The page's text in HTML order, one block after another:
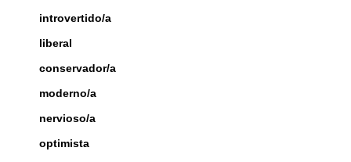
introvertido/a
liberal
conservador/a
moderno/a
nervioso/a
optimista